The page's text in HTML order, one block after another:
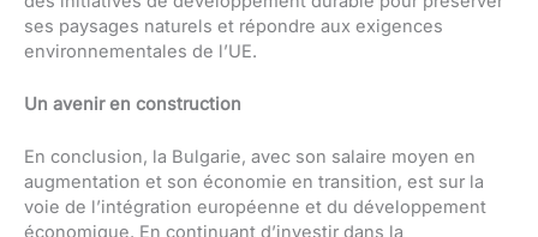
ses paysages naturels et répondre aux exigences
environnementales de l’UE.
Un avenir en construction
En conclusion, la Bulgarie, avec son salaire moyen en
augmentation et son économie en transition, est sur la
voie de l’intégration européenne et du développement
économique. En continuant d’investir dans la